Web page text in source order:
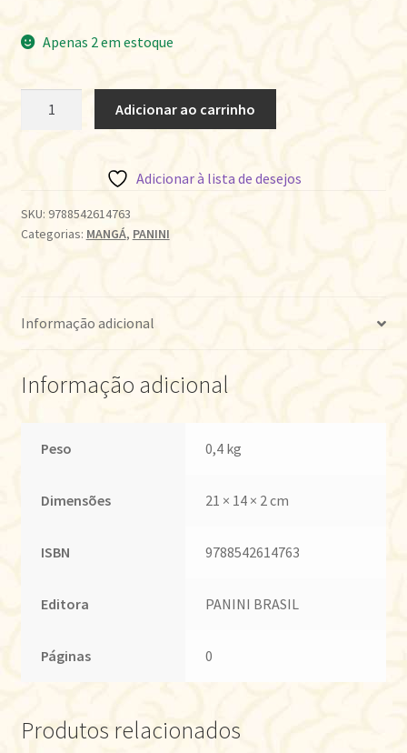
Apenas 2 em estoque
quantidade
Adicionar ao carrinho
Adicionar à lista de desejos
SKU: 9788542614763
Categorias: MANGÁ, PANINI
Informação adicional
Informação adicional
Peso 0,4 kg
Dimensões 21 × 14 × 2 cm
ISBN 9788542614763
Editora PANINI BRASIL
Páginas 0
Produtos relacionados